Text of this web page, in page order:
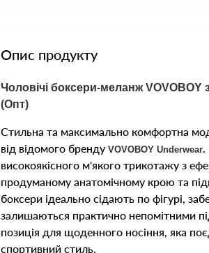
Опис продукту
Чоловічі боксери-меланж
(Опт)
Стильна та максимально комфортна
від відомого бренду VOVOBOY Underwear.
високоякісного м'якого трикотажу з
продуманому анатомічному крою та
боксери ідеально сідають по фігурі,
залишаються практично непомітними
позиція для щоденного носіння, яка
спортивний стиль.